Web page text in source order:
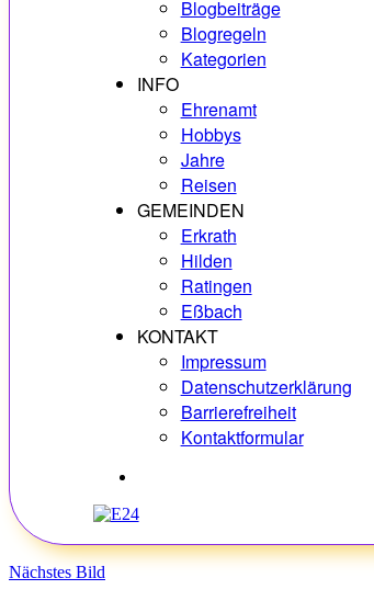
Blogbeiträge
Blogregeln
Kategorien
INFO
Ehrenamt
Hobbys
Jahre
Reisen
GEMEINDEN
Erkrath
Hilden
Ratingen
Eßbach
KONTAKT
Impressum
Datenschutzerklärung
Barrierefreiheit
Kontaktformular
Nächstes Bild